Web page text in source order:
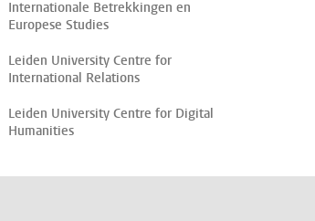
Internationale Betrekkingen en
Europese Studies
Leiden University Centre for
International Relations
Leiden University Centre for Digital
Humanities